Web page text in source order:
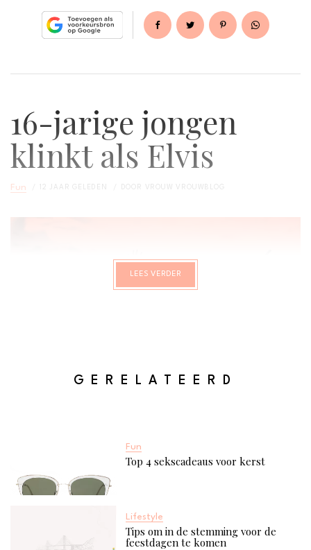
16-jarige jongen
klinkt als Elvis
Fun 12 JAAR GELEDEN DOOR VROUW VROUWBLOG
LEES VERDER
GERELATEERD
Fun
Top 4 sekscadeaus voor kerst
Lifestyle
Tips om in de stemming voor de
feestdagen te komen